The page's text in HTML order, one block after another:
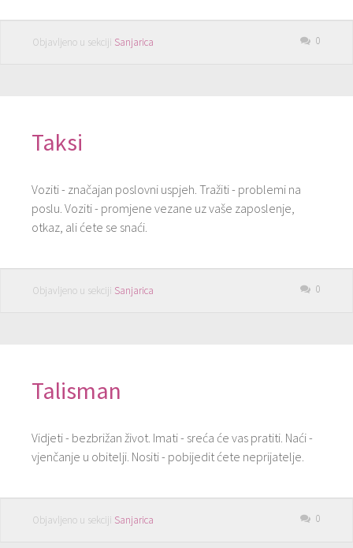
Objavljeno u sekciji Sanjarica 0
Taksi
Voziti - značajan poslovni uspjeh. Tražiti - problemi na
poslu. Voziti - promjene vezane uz vaše zaposlenje,
otkaz, ali ćete se snaći.
Objavljeno u sekciji Sanjarica 0
Talisman
Vidjeti - bezbrižan život. Imati - sreća će vas pratiti. Naći -
vjenčanje u obitelji. Nositi - pobijedit ćete neprijatelje.
Objavljeno u sekciji Sanjarica 0